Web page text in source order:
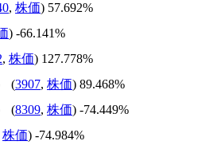
, 株価) 57.692%
) -66.141%
, 株価) 127.778%
(3907, 株価) 89.468%
(8309, 株価) -74.449%
株価) -74.984%